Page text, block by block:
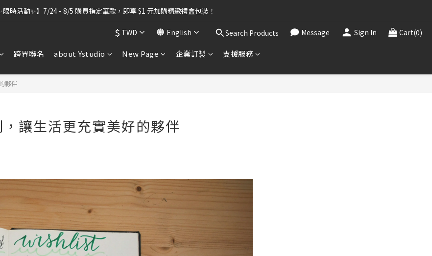
暫停】7/30–8/7 進行機器維護，期間「含雷雕之訂單」將暫停出貨，敬請見諒。
限時活動✨】7/24 - 8/5 購買指定筆款，即享 $1 元加購精緻禮盒包裝！
貨暫停】7/30–8/7 進行機器維護，期間「含雷雕之訂單」將暫停出貨，敬請見諒。
$ TWD English Search Products Message Sign In Cart(0)
跨界聯名 about Ystudio New Page 企業訂製 支援服務
夥伴
讓生活更充實美好的夥伴